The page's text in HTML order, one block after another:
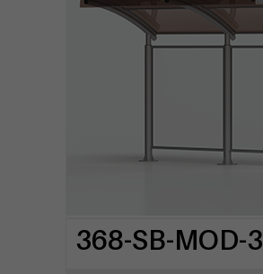
368-SB-MOD-3